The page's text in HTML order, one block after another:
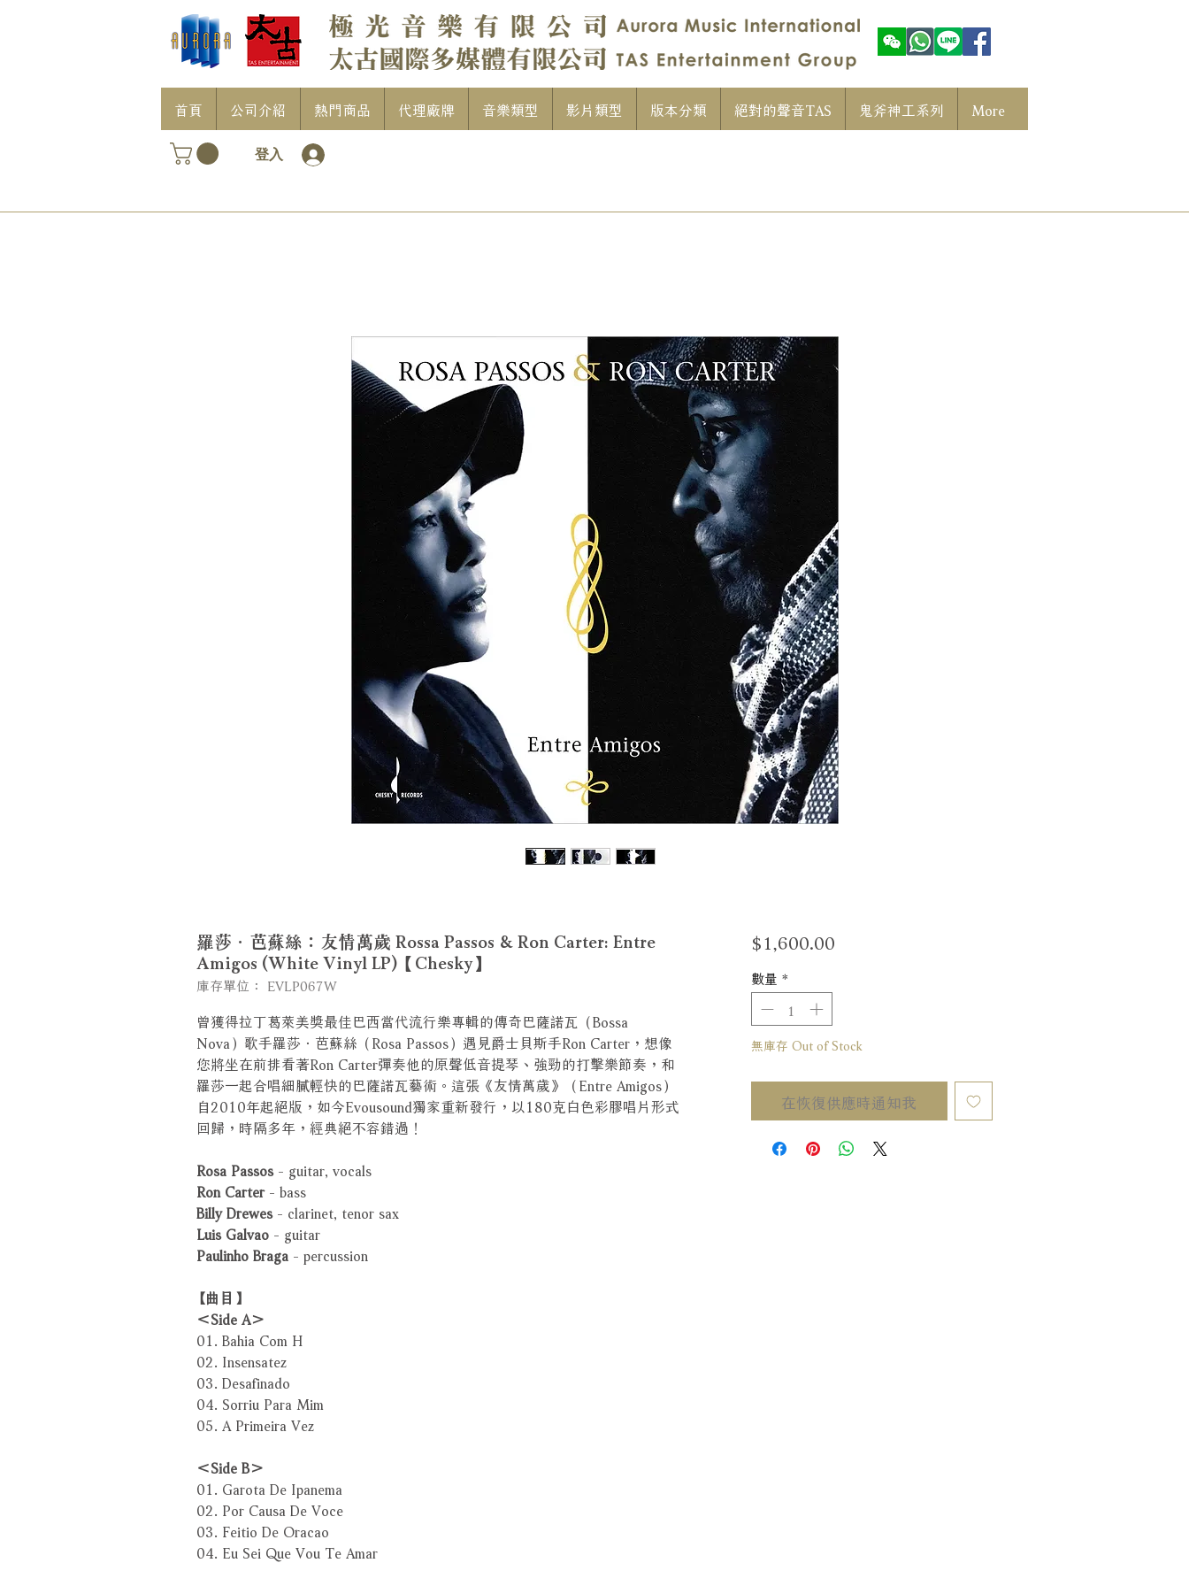
首頁 公司介紹 熱門商品 代理廠牌 音樂類型 影片類型 版本分類 絕對的聲音TAS 鬼斧神工系列 More
登入
羅莎．芭蘇絲：友情萬歲 Rossa Passos & Ron Carter: Entre
Amigos (White Vinyl LP)【Chesky】
庫存單位： EVLP067W
曾獲得拉丁葛萊美獎最佳巴西當代流行樂專輯的傳奇巴薩諾瓦（Bossa
Nova）歌手羅莎．芭蘇絲（Rosa Passos）遇見爵士貝斯手Ron Carter，想像
您將坐在前排看著Ron Carter彈奏他的原聲低音提琴、強勁的打擊樂節奏，和
羅莎一起合唱細膩輕快的巴薩諾瓦藝術。這張《友情萬歲》（Entre Amigos）
自2010年起絕版，如今Evousound獨家重新發行，以180克白色彩膠唱片形式
回歸，時隔多年，經典絕不容錯過！
Rosa Passos- guitar, vocals
Ron Carter- bass
Billy Drewes- clarinet, tenor sax
Luis Galvao - guitar
Paulinho Braga - percussion
【曲目】
＜Side A＞
01. Bahia Com H
02. Insensatez
03. Desafinado
04. Sorriu Para Mim
05. A Primeira Vez
＜Side B＞
01. Garota De Ipanema
02. Por Causa De Voce
03. Feitio De Oracao
04. Eu Sei Que Vou Te Amar
$1,600.00價
數量 *
無庫存 Out of Stock
在恢復供應時通知我